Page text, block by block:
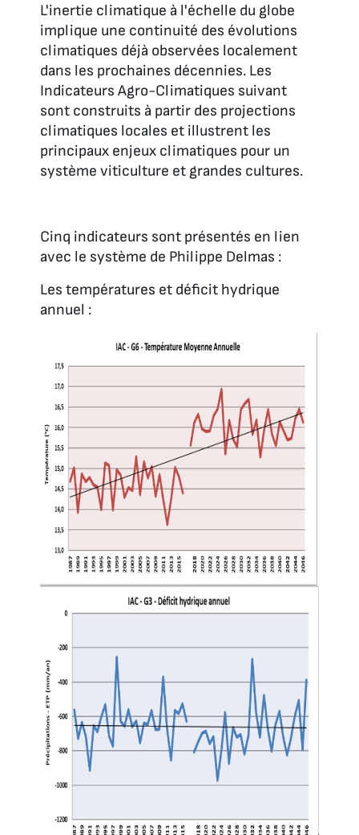
L'inertie climatique à l'échelle du globe
implique une continuité des évolutions
climatiques déjà observées localement
dans les prochaines décennies. Les
Indicateurs Agro-Climatiques suivant
sont construits à partir des projections
climatiques locales et illustrent les
principaux enjeux climatiques pour un
système viticulture et grandes cultures.
Cinq indicateurs sont présentés en lien
avec le système de Philippe Delmas :
Les températures et déficit hydrique
annuel :